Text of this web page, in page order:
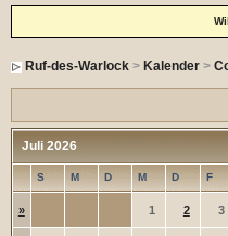
Ruf-des-Warlock> Kalender>
Juli 2026
S M D M D F
» 1 2 3